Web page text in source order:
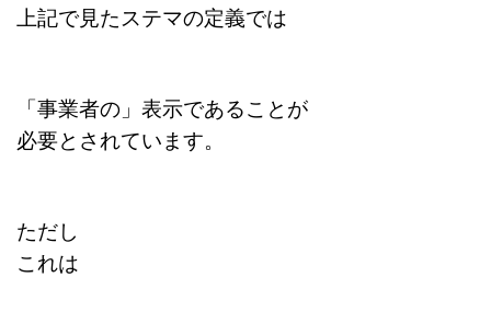
上記で見たステマの定義では
「事業者の」表示であることが
必要とされています。
ただし
これは